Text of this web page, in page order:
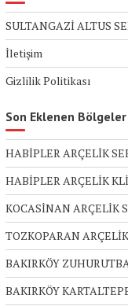
SULTANGAZİ ALTUS
İletişim
Gizlilik Politikası
Son Eklenen Bölgeler
HABİPLER ARÇELİK
HABİPLER ARÇELİK
KOCASİNAN ARÇELİK
TOZKOPARAN
BAKIRKÖY
BAKIRKÖY